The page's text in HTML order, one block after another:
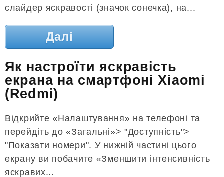
слайдер яскравості (значок сонечка), на...
Далі
Як настроїти яскравість
екрана на смартфоні Xiaomi
(Redmi)
Відкрийте «Налаштування» на телефоні та
перейдіть до «Загальні»> "Доступність">
"Показати номери". У нижній частині цього
екрану ви побачите «Зменшити інтенсивність
яскравих...